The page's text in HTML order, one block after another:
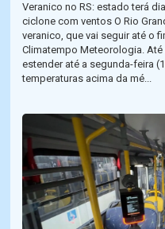
Veranico no RS: estado terá
ciclone com ventos O Rio
veranico, que vai seguir até o
Climatempo Meteorologia.
estender até a segunda-feira
temperaturas acima da mé...